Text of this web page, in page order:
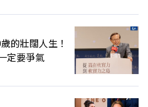
的壯闊人生！
定要爭氣